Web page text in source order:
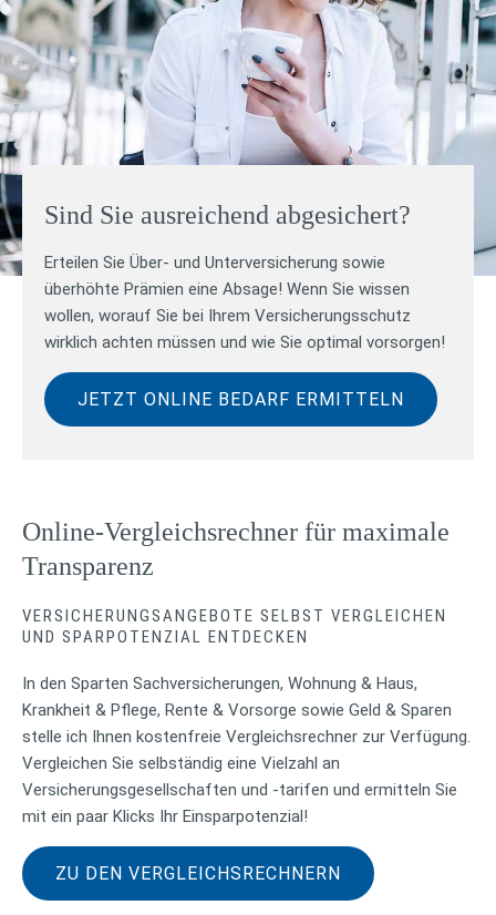
Sind Sie ausreichend abgesichert?
Erteilen Sie Über- und Unterversicherung sowie
überhöhte Prämien eine Absage! Wenn Sie wissen
wollen, worauf Sie bei Ihrem Versicherungsschutz
wirklich achten müssen und wie Sie optimal vorsorgen!
JETZT ONLINE BEDARF ERMITTELN
Online-Vergleichsrechner für maximale
Transparenz
VERSICHERUNGSANGEBOTE SELBST VERGLEICHEN
UND SPARPOTENZIAL ENTDECKEN
In den Sparten Sachversicherungen, Wohnung & Haus,
Krankheit & Pflege, Rente & Vorsorge sowie Geld & Sparen
stelle ich Ihnen kostenfreie Vergleichsrechner zur Verfügung.
Vergleichen Sie selbständig eine Vielzahl an
Versicherungsgesellschaften und -tarifen und ermitteln Sie
mit ein paar Klicks Ihr Einsparpotenzial!
ZU DEN VERGLEICHSRECHNERN